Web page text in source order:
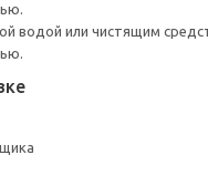
водой или чистящим